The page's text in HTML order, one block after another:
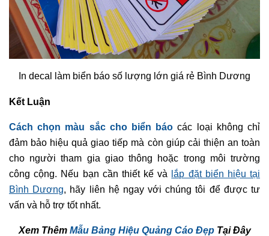
In decal làm biển báo số lượng lớn giá rẻ Bình Dương
Kết Luận
Cách chọn màu sắc cho biển báo các loại không chỉ
đảm bảo hiệu quả giao tiếp mà còn giúp cải thiện an toàn
cho người tham gia giao thông hoặc trong môi trường
công cộng. Nếu bạn cần thiết kế và
lắp đặt biển hiệu tại
Bình Dương, hãy liên hệ ngay với chúng tôi để được tư
vấn và hỗ trợ tốt nhất.
Xem Thêm Mẫu Bảng Hiệu Quảng Cáo ĐẹpTại Đây